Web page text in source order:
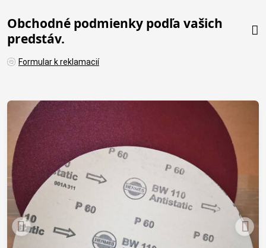
Obchodné podmienky podľa vašich
predstáv.
Formular k reklamacií